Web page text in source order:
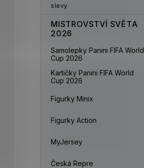
slevy
MISTROVSTVÍ SVĚTA
2026
Samolepky Panini FIFA World
Cup 2026
Kartičky Panini FIFA World
Cup 2026
Figurky Minix
Figurky Action
MyJersey
Česká Repre